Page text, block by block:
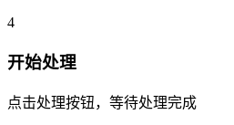
4
开始处理
点击处理按钮，等待处理完成